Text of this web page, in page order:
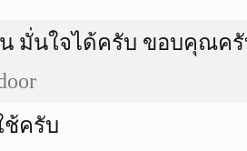
มั่นใจได้ครับ ขอบคุณครั
ช้ครับ